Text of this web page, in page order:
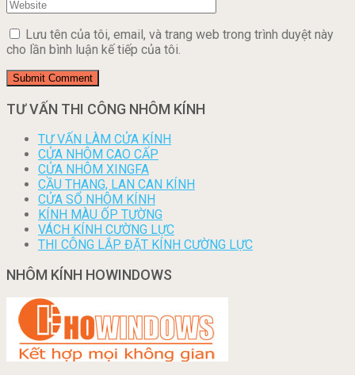
Lưu tên của tôi, email, và trang web trong trình duyệt này
cho lần bình luận kế tiếp của tôi.
TƯ VẤN THI CÔNG NHÔM KÍNH
TƯ VẤN LÀM CỬA KÍNH
CỬA NHÔM CAO CẤP
CỬA NHÔM XINGFA
CẦU THANG, LAN CAN KÍNH
CỬA SỔ NHÔM KÍNH
KÍNH MÀU ỐP TƯỜNG
VÁCH KÍNH CƯỜNG LỰC
THI CÔNG LẮP ĐẶT KÍNH CƯỜNG LỰC
NHÔM KÍNH HOWINDOWS